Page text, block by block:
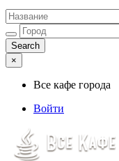
×
Все кафе города
Войти